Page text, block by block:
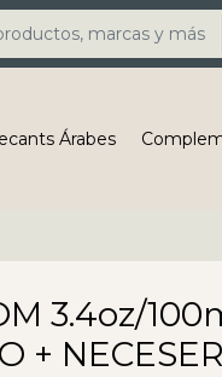
Árabes
3.4oz/
+ NECESER